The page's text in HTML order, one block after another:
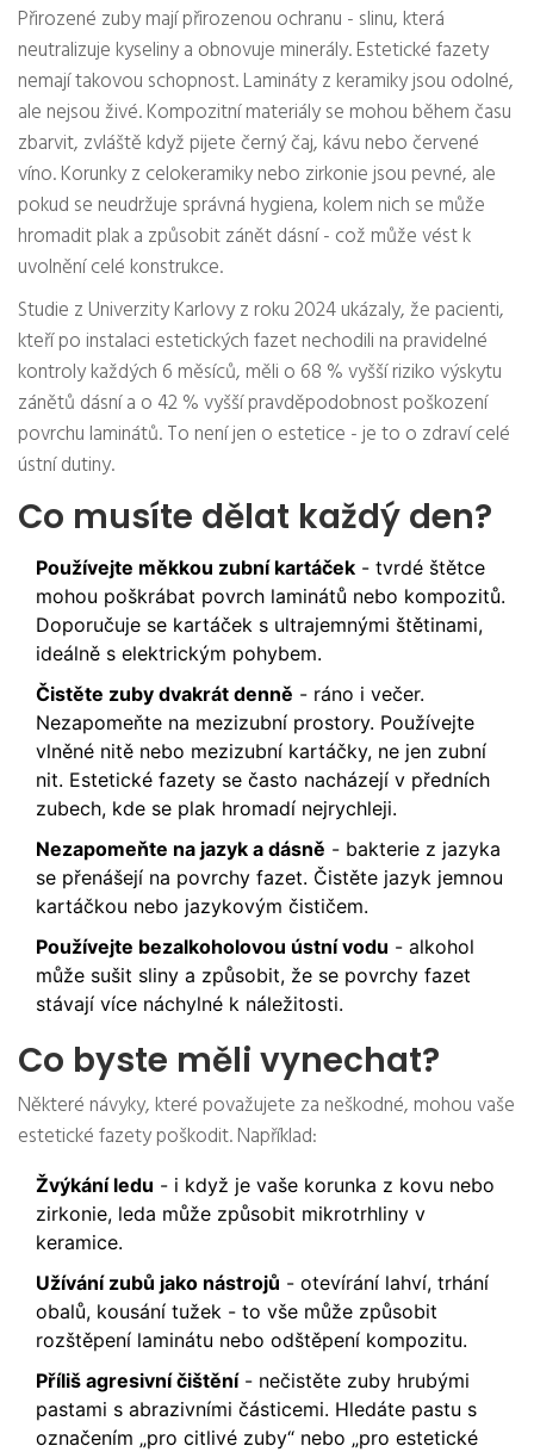
Přirozené zuby mají přirozenou ochranu - slinu, která
neutralizuje kyseliny a obnovuje minerály. Estetické fazety
nemají takovou schopnost. Lamináty z keramiky jsou odolné,
ale nejsou živé. Kompozitní materiály se mohou během času
zbarvit, zvláště když pijete černý čaj, kávu nebo červené
víno. Korunky z celokeramiky nebo zirkonie jsou pevné, ale
pokud se neudržuje správná hygiena, kolem nich se může
hromadit plak a způsobit zánět dásní - což může vést k
uvolnění celé konstrukce.
Studie z Univerzity Karlovy z roku 2024 ukázaly, že pacienti,
kteří po instalaci estetických fazet nechodili na pravidelné
kontroly každých 6 měsíců, měli o 68 % vyšší riziko výskytu
zánětů dásní a o 42 % vyšší pravděpodobnost poškození
povrchu laminátů. To není jen o estetice - je to o zdraví celé
ústní dutiny.
Co musíte dělat každý den?
Používejte měkkou zubní kartáček - tvrdé štětce
mohou poškrábat povrch laminátů nebo kompozitů.
Doporučuje se kartáček s ultrajemnými štětinami,
ideálně s elektrickým pohybem.
Čistěte zuby dvakrát denně - ráno i večer.
Nezapomeňte na mezizubní prostory. Používejte
vlněné nitě nebo mezizubní kartáčky, ne jen zubní
nit. Estetické fazety se často nacházejí v předních
zubech, kde se plak hromadí nejrychleji.
Nezapomeňte na jazyk a dásně - bakterie z jazyka
se přenášejí na povrchy fazet. Čistěte jazyk jemnou
kartáčkou nebo jazykovým čističem.
Používejte bezalkoholovou ústní vodu - alkohol
může sušit sliny a způsobit, že se povrchy fazet
stávají více náchylné k náležitosti.
Co byste měli vynechat?
Některé návyky, které považujete za neškodné, mohou vaše
estetické fazety poškodit. Například:
Žvýkání ledu - i když je vaše korunka z kovu nebo
zirkonie, leda může způsobit mikrotrhliny v
keramice.
Užívání zubů jako nástrojů - otevírání lahví, trhání
obalů, kousání tužek - to vše může způsobit
rozštěpení laminátu nebo odštěpení kompozitu.
Příliš agresivní čištění- nečistěte zuby hrubými
pastami s abrazivními částicemi. Hledáte pastu s
označením „pro citlivé zuby“ nebo „pro estetické